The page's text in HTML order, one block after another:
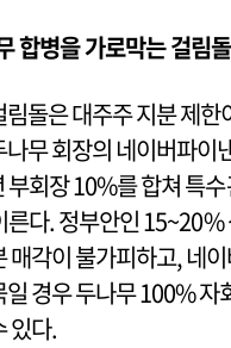
합병을 가로막는 걸림
돌은 대주주 지분 제한
무 회장의 네이버파이
회장 10%를 합쳐 특
다. 정부안인 15~20%
매각이 불가피하고, 네
경우 두나무 100% 자
있다.